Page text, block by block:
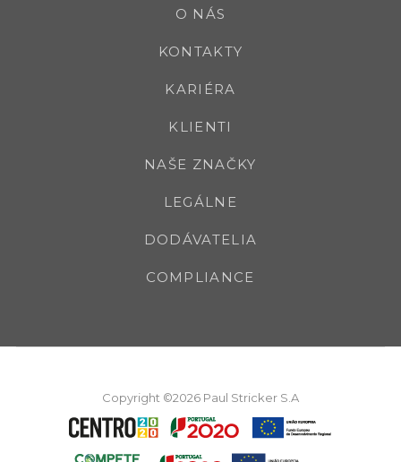
O NÁS
KONTAKTY
KARIÉRA
KLIENTI
NAŠE ZNAČKY
LEGÁLNE
DODÁVATELIA
COMPLIANCE
Copyright ©2026 Paul Stricker S.A